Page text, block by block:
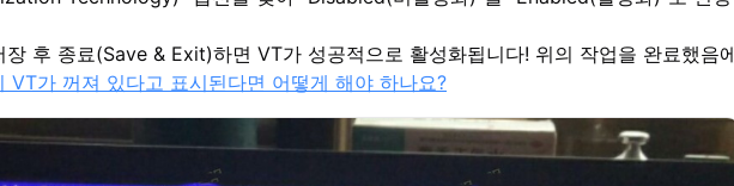
후 종료(Save & Exit)하면 VT가 성공적으로 활성화됩니다! 위의 작업을 완료했음
VT가 꺼져 있다고 표시된다면 어떻게 해야 하나요?